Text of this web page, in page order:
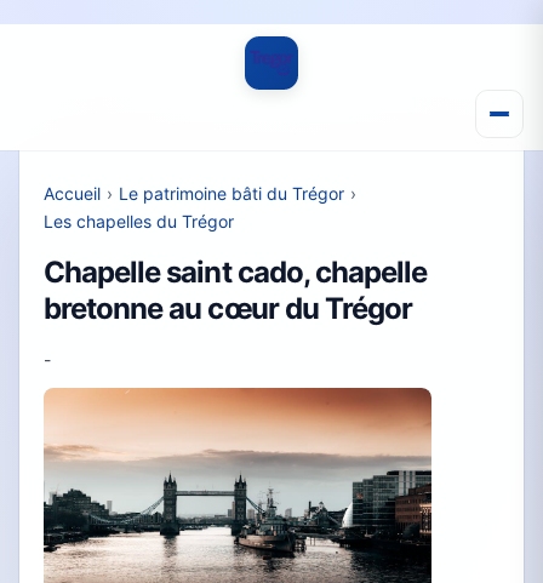
Accueil › Le patrimoine bâti du Trégor ›
Les chapelles du Trégor
Chapelle saint cado, chapelle
bretonne au cœur du Trégor
-